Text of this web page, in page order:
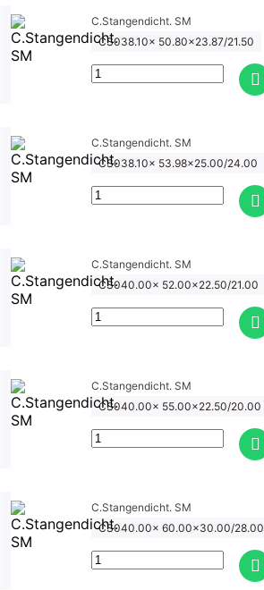
C.Stangendicht. SM
CS038.10x 50.80x23.87/21.50
C.Stangendicht. SM
CS038.10x 53.98x25.00/24.00
C.Stangendicht. SM
CS040.00x 52.00x22.50/21.00
C.Stangendicht. SM
CS040.00x 55.00x22.50/20.00
C.Stangendicht. SM
CS040.00x 60.00x30.00/28.00